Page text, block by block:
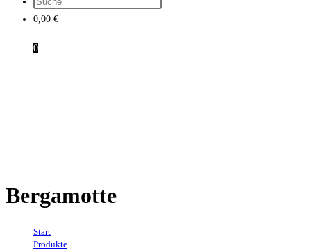
0,00 €
0
Bergamotte
Start
Produkte